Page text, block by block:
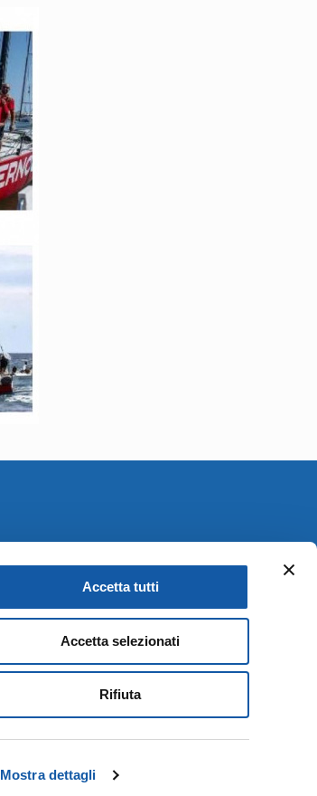
Mostra dettagli
Accetta tutti
Accetta selezionati
Rifiuta